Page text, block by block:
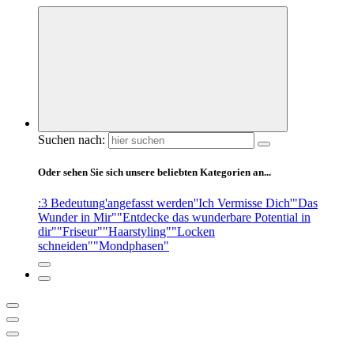
Suchen nach:
Oder sehen Sie sich unsere beliebten Kategorien an...
:3 Bedeutung'angefasst werden''Ich Vermisse Dich'"Das
Wunder in Mir""Entdecke das wunderbare Potential in
dir""Friseur""Haarstyling""Locken
schneiden""Mondphasen"